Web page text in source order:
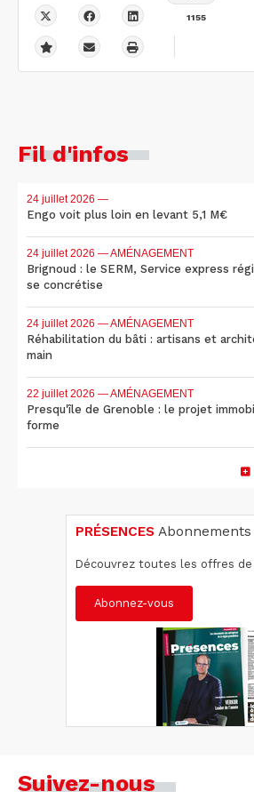
1155
Fil d'infos
24 juillet 2026 —
Engo voit plus loin en levant 5,1 M€
24 juillet 2026 — AMÉNAGEMENT
Brignoud : le SERM, Service express
se concrétise
24 juillet 2026 — AMÉNAGEMENT
Réhabilitation du bâti : artisans et
main
22 juillet 2026 — AMÉNAGEMENT
Presqu'île de Grenoble : le projet
forme
PRÉSENCES Abonnements
Découvrez toutes les offres de
Abonnez-vous
Suivez-nous